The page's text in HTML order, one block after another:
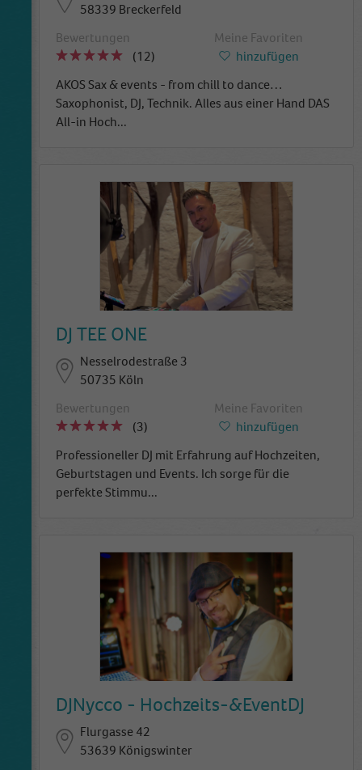
58339 Breckerfeld
Bewertungen
(12)
Meine Favoriten
hinzufügen
AKOS Sax & events - from chill to dance…
Saxophonist, DJ, Technik. Alles aus einer Hand DAS
All-in Hoch...
DJ TEE ONE
Nesselrodestraße 3
50735 Köln
Bewertungen
(3)
Meine Favoriten
hinzufügen
Professioneller DJ mit Erfahrung auf Hochzeiten,
Geburtstagen und Events. Ich sorge für die
perfekte Stimmu...
DJNycco - Hochzeits-&EventDJ
Flurgasse 42
53639 Königswinter